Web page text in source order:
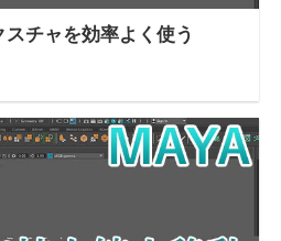
チャを効率よく使う